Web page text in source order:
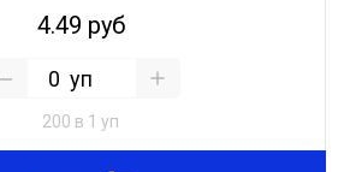
4.49 руб
уп
200 в 1 уп